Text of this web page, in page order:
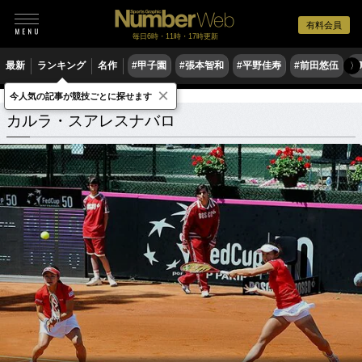
有料会員
毎日6時・11時・17時更新
最新 ランキング 名作 #甲子園 #張本智和 #平野佳寿 #前田悠伍 〉
カルラ・スアレスナバロ 関連記事
カルラ・スアレスナバロ
今人気の記事が競技ごとに探せます ×